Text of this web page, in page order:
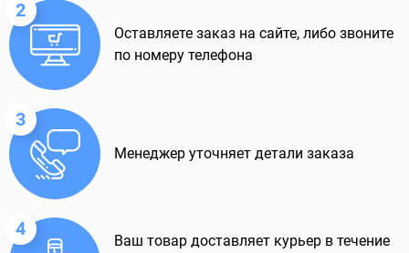
2
Оставляете заказ на сайте, либо звоните
по номеру телефона
3
Менеджер уточняет детали заказа
4
Ваш товар доставляет курьер в течение